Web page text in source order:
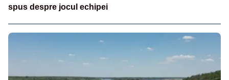
spus despre jocul echipei